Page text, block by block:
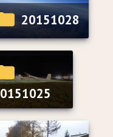
20151028
20151025